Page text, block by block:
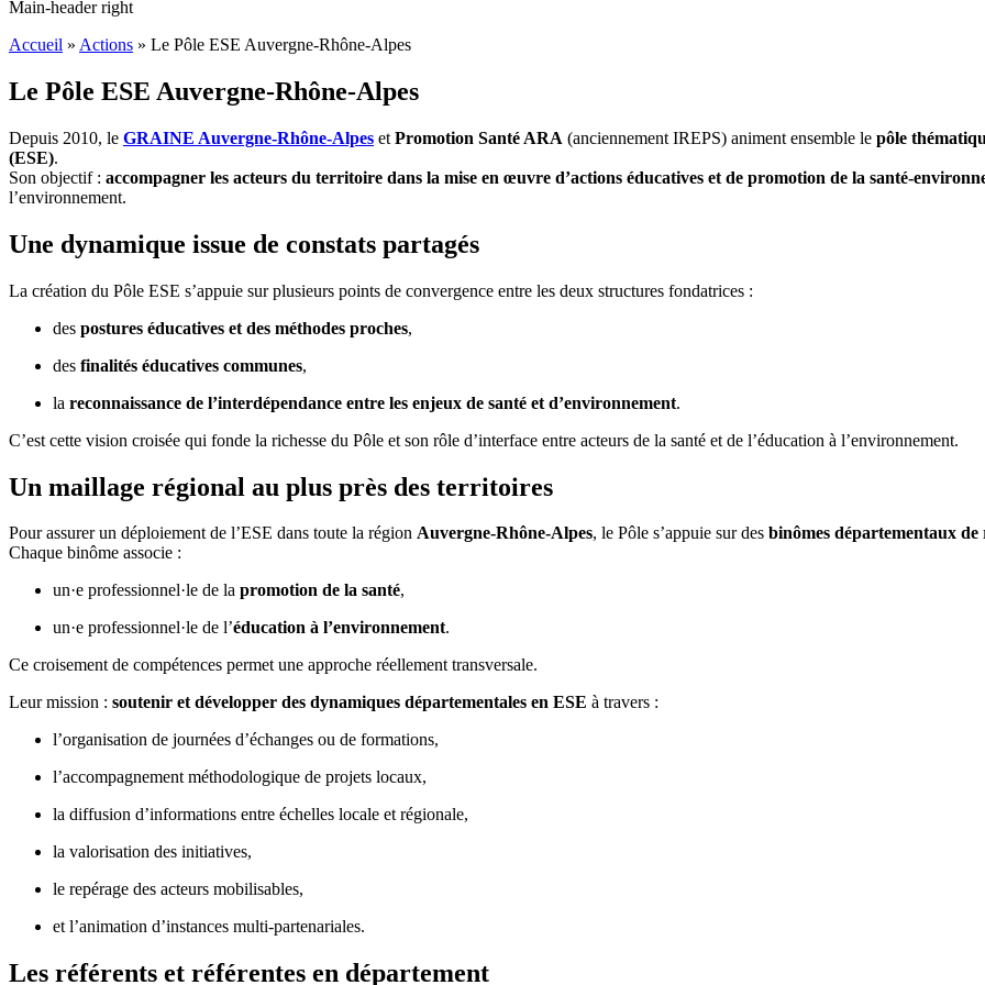
Main-header right
Accueil » Actions » Le Pôle ESE Auvergne-Rhône-Alpes
Le Pôle ESE Auvergne-Rhône-Alpes
Depuis 2010, le GRAINE Auvergne-Rhône-Alpes et Promotion Santé ARA (anciennement IREPS) animent ensemble le pôle
(ESE).
Son objectif : accompagner les acteurs du territoire dans la mise en œuvre d’actions éducatives et de promotion de la santé-
l’environnement.
Une dynamique issue de constats partagés
La création du Pôle ESE s’appuie sur plusieurs points de convergence entre les deux structures fondatrices :
des postures éducatives et des méthodes proches,
des finalités éducatives communes,
la reconnaissance de l’interdépendance entre les enjeux de santé et d’environnement.
C’est cette vision croisée qui fonde la richesse du Pôle et son rôle d’interface entre acteurs de la santé et de l’éducation à l’environnement.
Un maillage régional au plus près des territoires
Pour assurer un déploiement de l’ESE dans toute la région Auvergne-Rhône-Alpes, le Pôle s’appuie sur des binômes départementaux de
Chaque binôme associe :
un·e professionnel·le de la promotion de la santé,
un·e professionnel·le de l’éducation à l’environnement.
Ce croisement de compétences permet une approche réellement transversale.
Leur mission : soutenir et développer des dynamiques départementales en ESE à travers :
l’organisation de journées d’échanges ou de formations,
l’accompagnement méthodologique de projets locaux,
la diffusion d’informations entre échelles locale et régionale,
la valorisation des initiatives,
le repérage des acteurs mobilisables,
et l’animation d’instances multi-partenariales.
Les référents et référentes en département